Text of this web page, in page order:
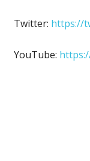
Twitter: https://
YouTube: